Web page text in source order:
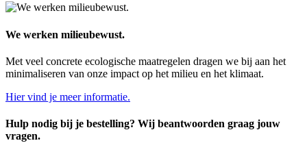
We werken milieubewust.
Met veel concrete ecologische maatregelen dragen we bij aan het
minimaliseren van onze impact op het milieu en het klimaat.
Hier vind je meer informatie.
Hulp nodig bij je bestelling? Wij beantwoorden graag jouw
vragen.